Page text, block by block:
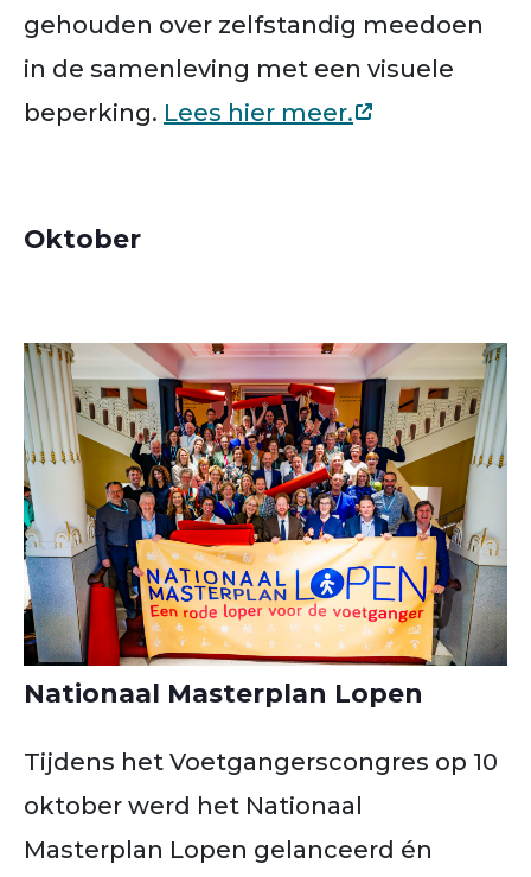
gehouden over zelfstandig meedoen
in de samenleving met een visuele
beperking. Lees hier meer.
Oktober
Nationaal Masterplan Lopen
Tijdens het Voetgangerscongres op 10
oktober werd het Nationaal
Masterplan Lopen gelanceerd én